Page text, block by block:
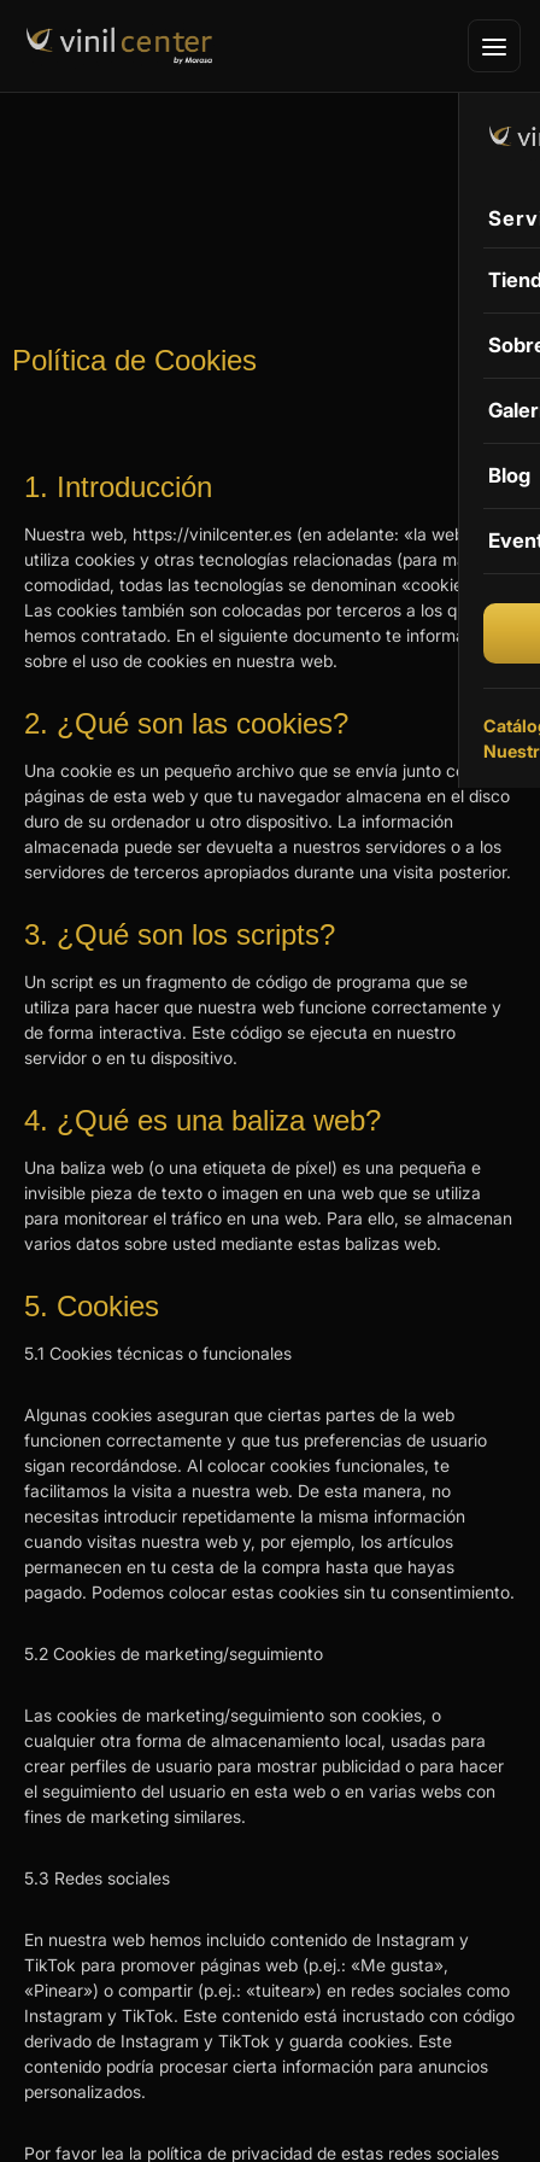
Blog
Política de Cookies
1. Introducción
Nuestra web, https://vinilcenter.es (en adelante: «la web»)
utiliza cookies y otras tecnologías relacionadas (para mayor
comodidad, todas las tecnologías se denominan «cookies»).
Las cookies también son colocadas por terceros a los que
hemos contratado. En el siguiente documento te informamos
sobre el uso de cookies en nuestra web.
2. ¿Qué son las cookies?
Una cookie es un pequeño archivo que se envía junto con las
páginas de esta web y que tu navegador almacena en el disco
duro de su ordenador u otro dispositivo. La información
almacenada puede ser devuelta a nuestros servidores o a los
servidores de terceros apropiados durante una visita posterior.
3. ¿Qué son los scripts?
Un script es un fragmento de código de programa que se
utiliza para hacer que nuestra web funcione correctamente y
de forma interactiva. Este código se ejecuta en nuestro
servidor o en tu dispositivo.
4. ¿Qué es una baliza web?
Una baliza web (o una etiqueta de píxel) es una pequeña e
invisible pieza de texto o imagen en una web que se utiliza
para monitorear el tráfico en una web. Para ello, se almacenan
varios datos sobre usted mediante estas balizas web.
5. Cookies
5.1 Cookies técnicas o funcionales
Algunas cookies aseguran que ciertas partes de la web
funcionen correctamente y que tus preferencias de usuario
sigan recordándose. Al colocar cookies funcionales, te
facilitamos la visita a nuestra web. De esta manera, no
necesitas introducir repetidamente la misma información
cuando visitas nuestra web y, por ejemplo, los artículos
permanecen en tu cesta de la compra hasta que hayas
pagado. Podemos colocar estas cookies sin tu consentimiento.
5.2 Cookies de marketing/seguimiento
Las cookies de marketing/seguimiento son cookies, o
cualquier otra forma de almacenamiento local, usadas para
crear perfiles de usuario para mostrar publicidad o para hacer
el seguimiento del usuario en esta web o en varias webs con
fines de marketing similares.
5.3 Redes sociales
En nuestra web hemos incluido contenido de Instagram y
TikTok para promover páginas web (p.ej.: «Me gusta»,
«Pinear») o compartir (p.ej.: «tuitear») en redes sociales como
Instagram y TikTok. Este contenido está incrustado con código
derivado de Instagram y TikTok y guarda cookies. Este
contenido podría procesar cierta información para anuncios
personalizados.
Por favor lea la política de privacidad de estas redes sociales